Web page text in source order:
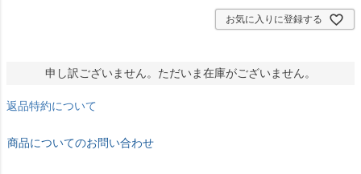
お気に入りに登録する
申し訳ございません。ただいま在庫がございません。
返品特約について
商品についてのお問い合わせ